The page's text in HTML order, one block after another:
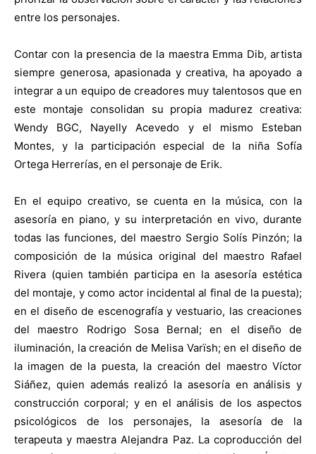
entre los personajes.
Contar con la presencia de la maestra Emma Dib, artista
siempre generosa, apasionada y creativa, ha apoyado a
integrar a un equipo de creadores muy talentosos que en
este montaje consolidan su propia madurez creativa:
Wendy BGC, Nayelly Acevedo y el mismo Esteban
Montes, y la participación especial de la niña Sofía
Ortega Herrerías, en el personaje de Erik.
En el equipo creativo, se cuenta en la música, con la
asesoría en piano, y su interpretación en vivo, durante
todas las funciones, del maestro Sergio Solís Pinzón; la
composición de la música original del maestro Rafael
Rivera (quien también participa en la asesoría estética
del montaje, y como actor incidental al final de la puesta);
en el diseño de escenografía y vestuario, las creaciones
del maestro Rodrigo Sosa Bernal; en el diseño de
iluminación, la creación de Melisa Varïsh; en el diseño de
la imagen de la puesta, la creación del maestro Víctor
Siáñez, quien además realizó la asesoría en análisis y
construcción corporal; y en el análisis de los aspectos
psicológicos de los personajes, la asesoría de la
terapeuta y maestra Alejandra Paz. La coproducción del